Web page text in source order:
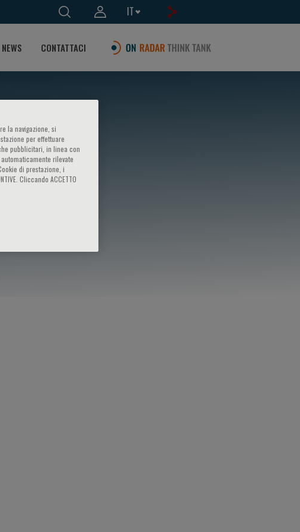
IT
NEWS CONTATTACI
la navigazione, si
per effettuare
pubblicitari, in linea con
rilevate
di prestazione, i
Cliccando ACCETTO